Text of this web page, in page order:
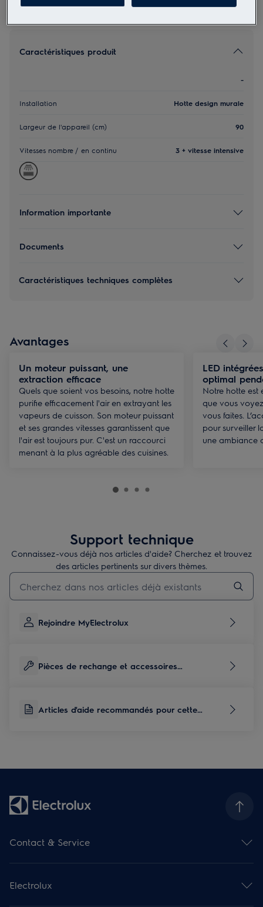
Caractéristiques produit
-
Installation Hotte design murale
Largeur de l'appareil (cm) 90
Vitesses nombre / en continu 3 + vitesse intensive
Information importante
Documents
Caractéristiques techniques complètes
Avantages
Un moteur puissant, une
extraction efficace
Quels que soient vos besoins, notre hotte
purifie efficacement l'air en extrayant les
vapeurs de cuisson. Son moteur puissant
et ses grandes vitesses garantissent que
l'air est toujours pur. C'est un raccourci
menant à la plus agréable des cuisines.
LED
optimal
Notre hotte est
que vous
vous faites.
pour surveiller
une ambiance
Support technique
Connaissez-vous déjà nos articles d'aide? Cherchez et trouvez
des articles pertinents sur divers thèmes.
Taper pour rechercher des articles de conseils
Rejoindre MyElectrolux
Pièces de rechange et accessoires
Articles d'aide recommandés pour cette
Contact & Service
Aperçu des services
Service de réparation
Prolongation de garantie
Electrolux